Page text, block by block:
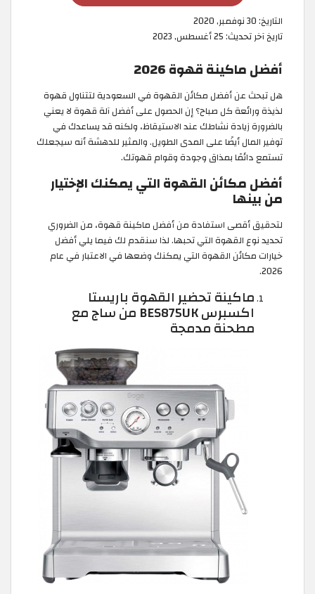
التاريخ:30 نوفمبر, 2020
تاريخ آخر تحديث:25 أغسطس, 2023
أفضل ماكينة قهوة 2026
هل تبحث عن أفضل مكائن القهوة في السعودية لتتناول قهوة
لذيذة ورائعة كل صباح؟ إن الحصول على أفضل آلة قهوة لا يعني
بالضرورة زيادة نشاطك عند الاستيقاظ، ولكنه قد يساعدك في
توفير المال أيضًا على المدى الطويل. والمثير للدهشة أنه سيجعلك
تستمع دائمًا بمذاق وجودة وقوام قهوتك.
أفضل مكائن القهوة التي يمكنك الإختيار
من بينها
لتحقيق أقصى استفادة من أفضل ماكينة قهوة، من الضروري
تحديد نوع القهوة التي تحبها. لذا سنقدم لك فيما يلي أفضل
خيارات مكائن القهوة التي يمكنك وضعها في الاعتبار في عام
2026.
ماكينة تحضير القهوة باريستا
اكسبرس BES875UK من ساج مع
مطحنة مدمجة